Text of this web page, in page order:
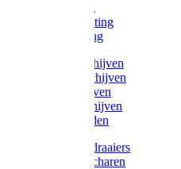
Voetketting
Scheepsketting
Victorketting
Afbraamschijven
Doorslijpschijven
Lamelschijven
Diamantschijven
Laselektroden
Schroevendraaiers
Tangen / Scharen